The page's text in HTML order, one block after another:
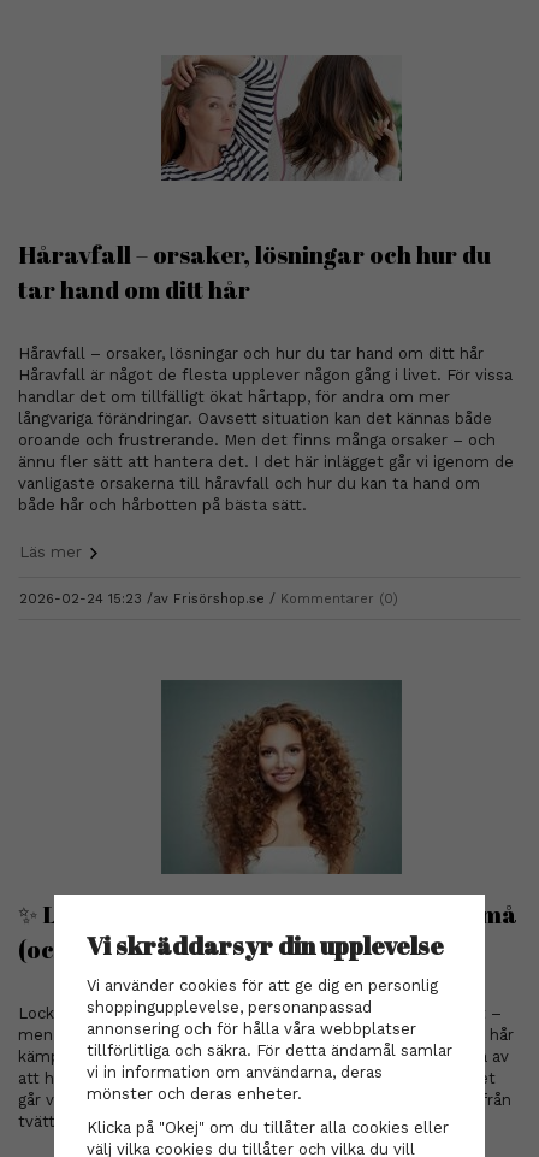
Håravfall – orsaker, lösningar och hur du
tar hand om ditt hår
Håravfall – orsaker, lösningar och hur du tar hand om ditt hår
Håravfall är något de flesta upplever någon gång i livet. För vissa
handlar det om tillfälligt ökat hårtapp, för andra om mer
långvariga förändringar. Oavsett situation kan det kännas både
oroande och frustrerande. Men det finns många orsaker – och
ännu fler sätt att hantera det. I det här inlägget går vi igenom de
vanligaste orsakerna till håravfall och hur du kan ta hand om
både hår och hårbotten på bästa sätt.
2026-02-24 15:23 /av Frisörshop.se Kommentarer (0)
Läs mer
✨ Lockigt hår – så får du dina lockar att må
(och se) sitt bästa ut
Lockigt hår är fantastiskt. Det har liv, volym och personlighet –
men det kräver också lite extra omtanke. Många med lockigt hår
kämpar med friss, torrhet, odefinierade lockar eller en känsla av
att håret aldrig riktigt beter sig som man vill. I det här inlägget
går vi igenom hur du tar hand om lockigt hår på bästa sätt – från
tvätt till styling.
Vi skräddarsyr din upplevelse
Vi använder cookies för att ge dig en personlig
shoppingupplevelse, personanpassad
annonsering och för hålla våra webbplatser
tillförlitliga och säkra. För detta ändamål samlar
vi in information om användarna, deras
mönster och deras enheter.
Klicka på "Okej" om du tillåter alla cookies eller
välj vilka cookies du tillåter och vilka du vill